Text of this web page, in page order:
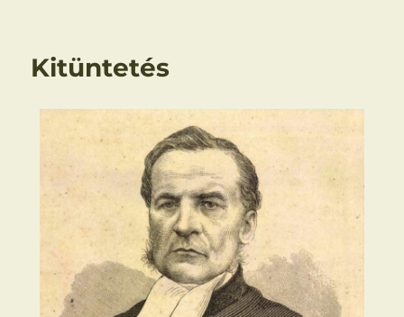
Kitüntetés